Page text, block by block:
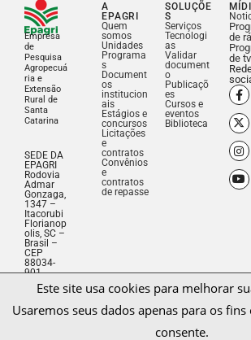
Empresa
de
Pesquisa
Agropecuá
ria e
Extensão
Rural de
Santa
Catarina
SEDE DA
EPAGRI
Rodovia
Admar
Gonzaga,
1347 –
Itacorubi
Florianop
olis, SC –
Brasil –
CEP
88034-
901
Fone: (48)
3665-
CNPJ:
A
EPAGRI
Quem
somos
Unidades
Programa
s
Document
os
institucion
ais
Estágios e
concursos
Licitações
e
contratos
Convênios
e
contratos
de repasse
SOLUÇÕE
S
Serviços
Tecnologi
as
Validar
document
o
Publicaçõ
es
Cursos e
eventos
Biblioteca
de
de tv
Este site usa cookies para melhorar
Usaremos seus dados apenas para os
consente.
Salvar decisão